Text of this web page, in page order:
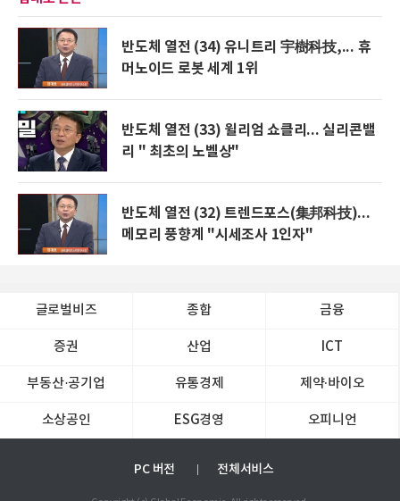
반도체 열전 (34) 유니트리 宇樹科技,... 휴
머노이드 로봇 세계 1위
반도체 열전 (33) 윌리엄 쇼클리... 실리콘밸
리 " 최초의 노벨상"
반도체 열전 (32) 트렌드포스(集邦科技)...
메모리 풍향계 "시세조사 1인자"
글로벌비즈 종합 금융
증권 산업 ICT
부동산·공기업 유통경제 제약∙바이오
소상공인 ESG경영 오피니언
PC 버전 전체서비스